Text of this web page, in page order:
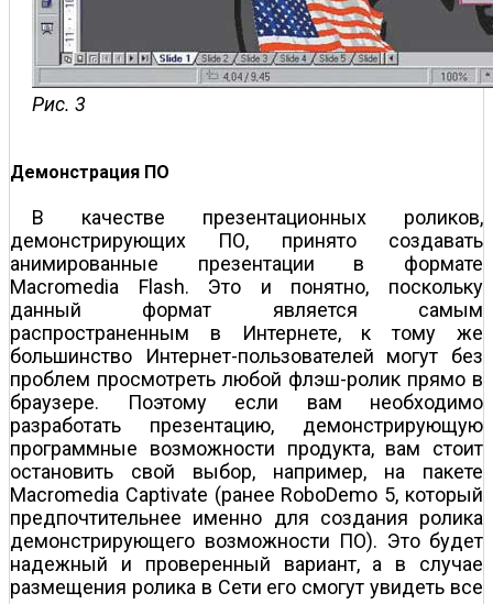
Рис. 3
Демонстрация ПО
В качестве презентационных роликов,
демонстрирующих ПО, принято создавать
анимированные презентации в формате
Macromedia Flash. Это и понятно, поскольку
данный формат является самым
распространенным в Интернете, к тому же
большинство Интернет-пользователей могут без
проблем просмотреть любой флэш-ролик прямо в
браузере. Поэтому если вам необходимо
разработать презентацию, демонстрирующую
программные возможности продукта, вам стоит
остановить свой выбор, например, на пакете
Macromedia Captivate (ранее RoboDemo 5, который
предпочтительнее именно для создания ролика
демонстрирующего возможности ПО). Это будет
надежный и проверенный вариант, а в случае
размещения ролика в Сети его смогут увидеть все